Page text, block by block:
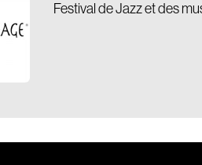
Festival de Jazz et des